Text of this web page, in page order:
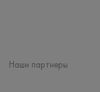
Наши партнеры